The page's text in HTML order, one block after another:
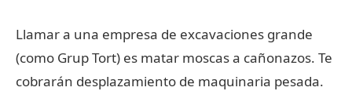
Llamar a una empresa de excavaciones grande
(como Grup Tort) es matar moscas a cañonazos. Te
cobrarán desplazamiento de maquinaria pesada.